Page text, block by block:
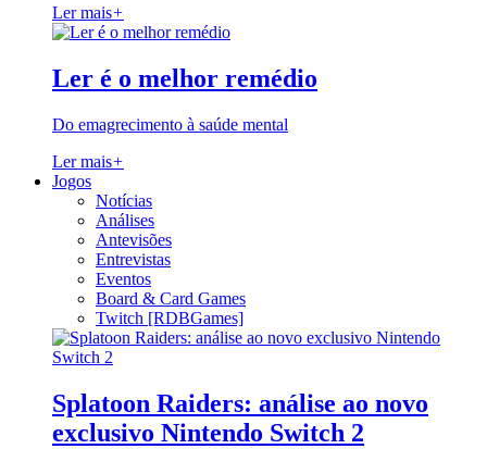
Ler mais+
Ler é o melhor remédio
Do emagrecimento à saúde mental
Ler mais+
Jogos
Notícias
Análises
Antevisões
Entrevistas
Eventos
Board & Card Games
Twitch [RDBGames]
Splatoon Raiders: análise ao novo
exclusivo Nintendo Switch 2